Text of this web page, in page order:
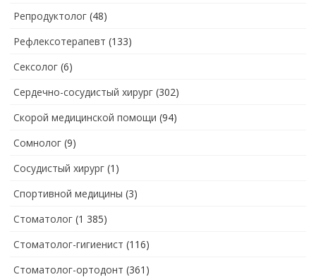
Репродуктолог (48)
Рефлексотерапевт (133)
Сексолог (6)
Сердечно-сосудистый хирург (302)
Скорой медицинской помощи (94)
Сомнолог (9)
Сосудистый хирург (1)
Спортивной медицины (3)
Стоматолог (1 385)
Стоматолог-гигиенист (116)
Стоматолог-ортодонт (361)